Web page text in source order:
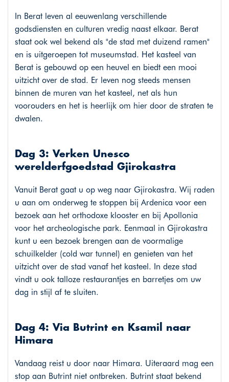
In Berat leven al eeuwenlang verschillende
godsdiensten en culturen vredig naast elkaar. Berat
staat ook wel bekend als "de stad met duizend ramen"
en is uitgeroepen tot museumstad. Het kasteel van
Berat is gebouwd op een heuvel en biedt een mooi
uitzicht over de stad. Er leven nog steeds mensen
binnen de muren van het kasteel, net als hun
voorouders en het is heerlijk om hier door de straten te
dwalen.
Dag 3: Verken Unesco
werelderfgoedstad Gjirokastra
Vanuit Berat gaat u op weg naar Gjirokastra. Wij raden
u aan om onderweg te stoppen bij Ardenica voor een
bezoek aan het orthodoxe klooster en bij Apollonia
voor het archeologische park. Eenmaal in Gjirokastra
kunt u een bezoek brengen aan de voormalige
schuilkelder (cold war tunnel) en genieten van het
uitzicht over de stad vanaf het kasteel. In deze stad
vindt u ook talloze restaurantjes en barretjes om uw
dag in stijl af te sluiten.
Dag 4: Via Butrint en Ksamil naar
Himara
Vandaag reist u door naar Himara. Uiteraard mag een
stop aan Butrint niet ontbreken. Butrint staat bekend